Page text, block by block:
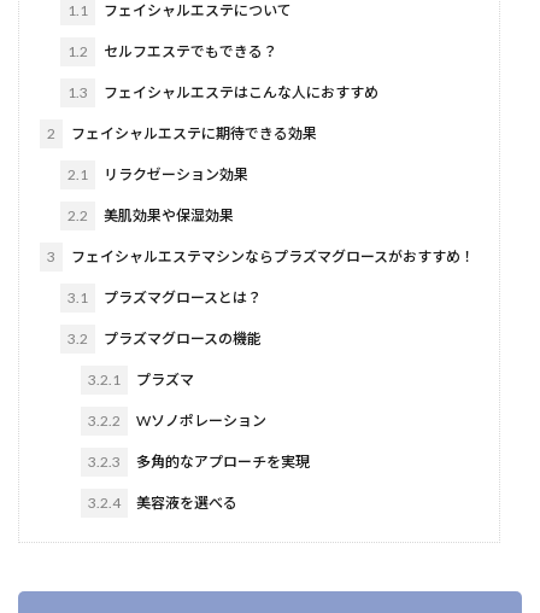
1.1 フェイシャルエステについて
1.2 セルフエステでもできる？
1.3 フェイシャルエステはこんな人におすすめ
2 フェイシャルエステに期待できる効果
2.1 リラクゼーション効果
2.2 美肌効果や保湿効果
3 フェイシャルエステマシンならプラズマグロースがおすすめ！
3.1 プラズマグロースとは？
3.2 プラズマグロースの機能
3.2.1 プラズマ
3.2.2 Wソノポレーション
3.2.3 多角的なアプローチを実現
3.2.4 美容液を選べる